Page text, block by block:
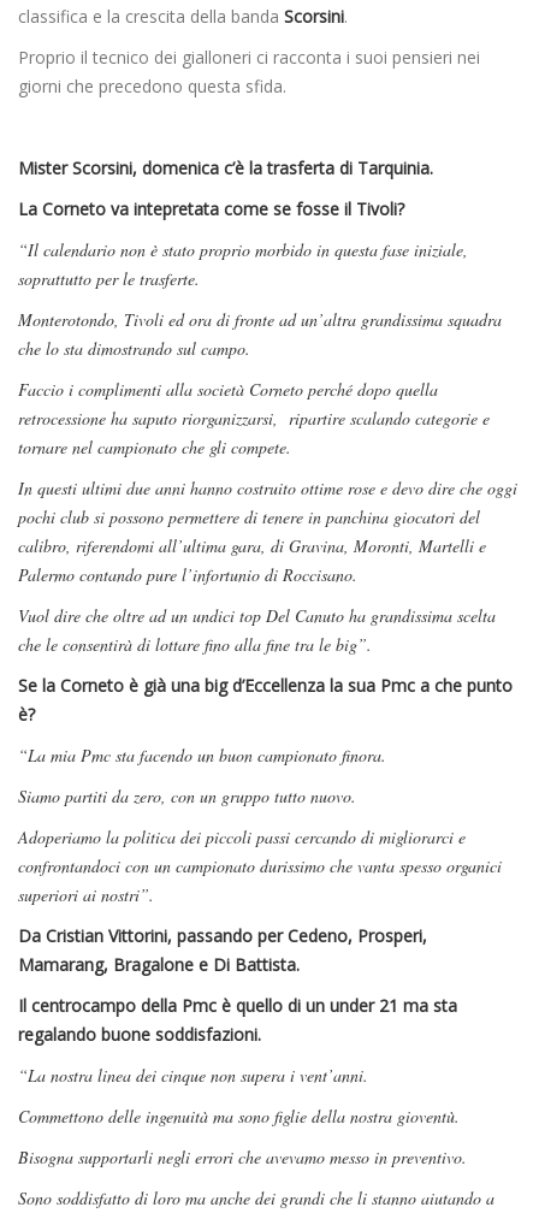
classifica e la crescita della banda Scorsini.
Proprio il tecnico dei gialloneri ci racconta i suoi pensieri nei
giorni che precedono questa sfida.
Mister Scorsini, domenica c’è la trasferta di Tarquinia.
La Corneto va intepretata come se fosse il Tivoli?
“Il calendario non è stato proprio morbido in questa fase iniziale,
soprattutto per le trasferte.
Monterotondo, Tivoli ed ora di fronte ad un’altra grandissima squadra
che lo sta dimostrando sul campo.
Faccio i complimenti alla società Corneto perché dopo quella
retrocessione ha saputo riorganizzarsi, ripartire scalando categorie e
tornare nel campionato che gli compete.
In questi ultimi due anni hanno costruito ottime rose e devo dire che oggi
pochi club si possono permettere di tenere in panchina giocatori del
calibro, riferendomi all’ultima gara, di Gravina, Moronti, Martelli e
Palermo contando pure l’infortunio di Roccisano.
Vuol dire che oltre ad un undici top Del Canuto ha grandissima scelta
che le consentirà di lottare fino alla fine tra le big”.
Se la Corneto è già una big d’Eccellenza la sua Pmc a che punto
è?
“La mia Pmc sta facendo un buon campionato finora.
Siamo partiti da zero, con un gruppo tutto nuovo.
Adoperiamo la politica dei piccoli passi cercando di migliorarci e
confrontandoci con un campionato durissimo che vanta spesso organici
superiori ai nostri”.
Da Cristian Vittorini, passando per Cedeno, Prosperi,
Mamarang, Bragalone e Di Battista.
Il centrocampo della Pmc è quello di un under 21 ma sta
regalando buone soddisfazioni.
“La nostra linea dei cinque non supera i vent’anni.
Commettono delle ingenuità ma sono figlie della nostra gioventù.
Bisogna supportarli negli errori che avevamo messo in preventivo.
Sono soddisfatto di loro ma anche dei grandi che li stanno aiutando a